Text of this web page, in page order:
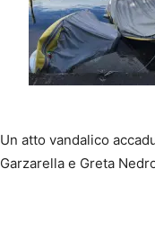
Un atto vandalico
Garzarella e Greta